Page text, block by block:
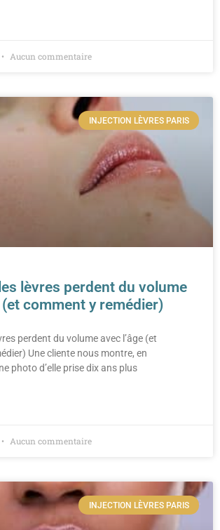
Aucun commentaire
INJECTION LÈVRES PARIS
lèvres perdent du volume
(et comment y remédier)
perdent du volume avec l’âge (et
Une cliente nous montre, en
photo d’elle prise dix ans plus
Aucun commentaire
INJECTION LÈVRES PARIS